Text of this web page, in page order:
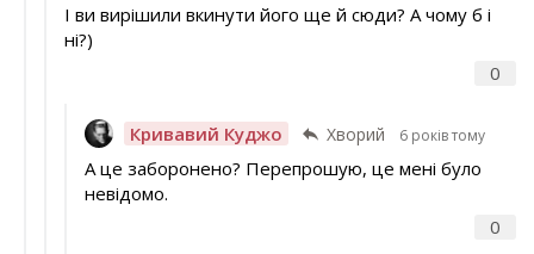
0
І ви вирішили вкинути його ще й сюди? А чому б і
ні?)
Кривавий Куджо Хворий 6 років тому
0
А це заборонено? Перепрошую, це мені було
невідомо.